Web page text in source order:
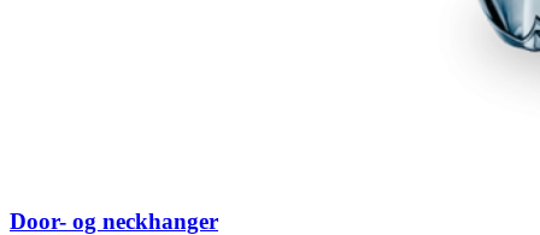
Door- og neckhanger